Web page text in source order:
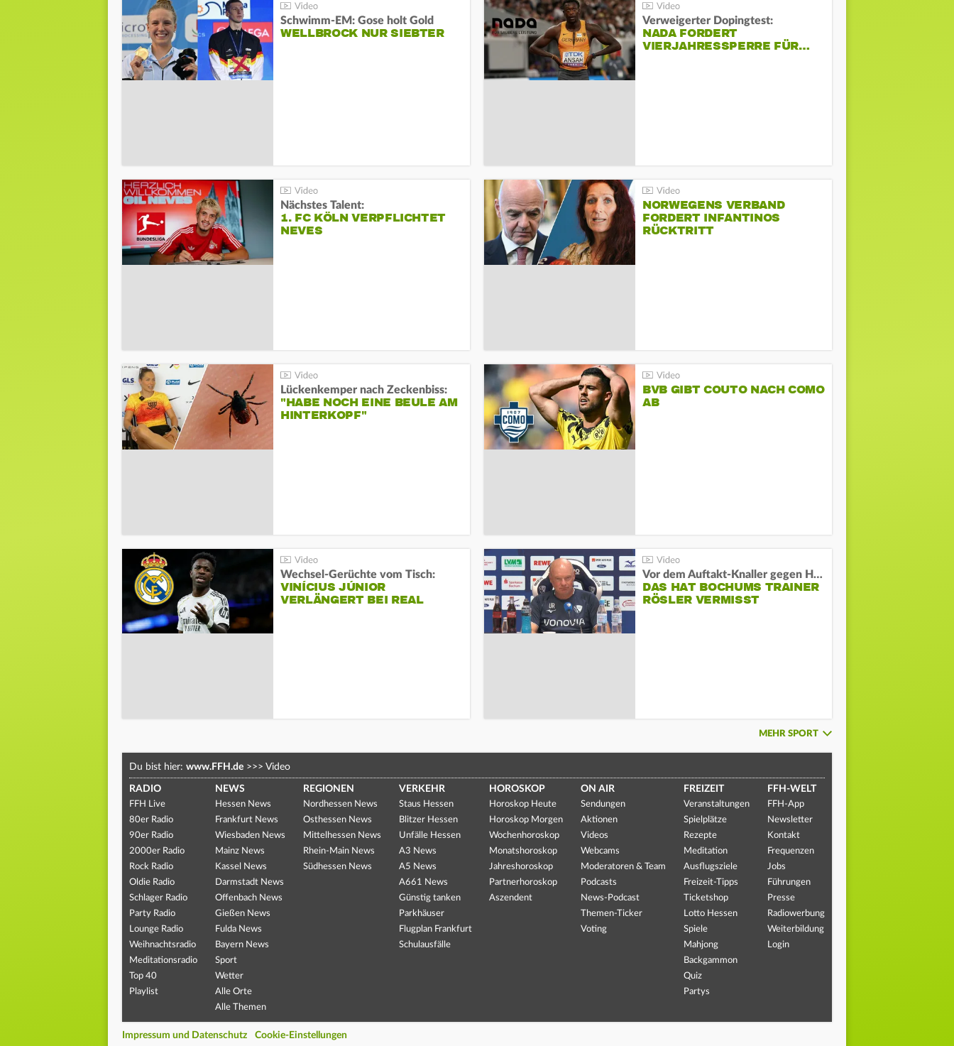
Schwimm-EM: Gose holt Gold
WELLBROCK NUR SIEBTER
Verweigerter Dopingtest:
NADA FORDERT
VIERJAHRESSPERRE FÜR…
Nächstes Talent:
1. FC KÖLN VERPFLICHTET
NEVES
NORWEGENS VERBAND
FORDERT INFANTINOS
RÜCKTRITT
Lückenkemper nach Zeckenbiss:
"HABE NOCH EINE BEULE AM
HINTERKOPF"
BVB GIBT COUTO NACH COMO
AB
Wechsel-Gerüchte vom Tisch:
VINÍCIUS JÚNIOR
VERLÄNGERT BEI REAL
Vor dem Auftakt-Knaller gegen Hertha:
DAS HAT BOCHUMS TRAINER
RÖSLER VERMISST
MEHR SPORT
Du bist hier: www.FFH.de >>> Video
RADIO
FFH Live
80er Radio
90er Radio
2000er Radio
Rock Radio
Oldie Radio
Schlager Radio
Party Radio
Lounge Radio
Weihnachtsradio
Meditationsradio
Top 40
Playlist
NEWS
Hessen News
Frankfurt News
Wiesbaden News
Mainz News
Kassel News
Darmstadt News
Offenbach News
Gießen News
Fulda News
Bayern News
Sport
Wetter
Alle Orte
Alle Themen
REGIONEN
Nordhessen News
Osthessen News
Mittelhessen News
Rhein-Main News
Südhessen News
VERKEHR
Staus Hessen
Blitzer Hessen
Unfälle Hessen
A3 News
A5 News
A661 News
Günstig tanken
Parkhäuser
Flugplan Frankfurt
Schulausfälle
HOROSKOP
Horoskop Heute
Horoskop Morgen
Wochenhoroskop
Monatshoroskop
Jahreshoroskop
Partnerhoroskop
Aszendent
ON AIR
Sendungen
Aktionen
Videos
Webcams
Moderatoren & Team
Podcasts
News-Podcast
Themen-Ticker
Voting
FREIZEIT
Veranstaltungen
Spielplätze
Rezepte
Meditation
Ausflugsziele
Freizeit-Tipps
Ticketshop
Lotto Hessen
Spiele
Mahjong
Backgammon
Quiz
Partys
FFH-WELT
FFH-App
Newsletter
Kontakt
Frequenzen
Jobs
Führungen
Presse
Radiowerbung
Weiterbildung
Login
Impressum und Datenschutz Cookie-Einstellungen